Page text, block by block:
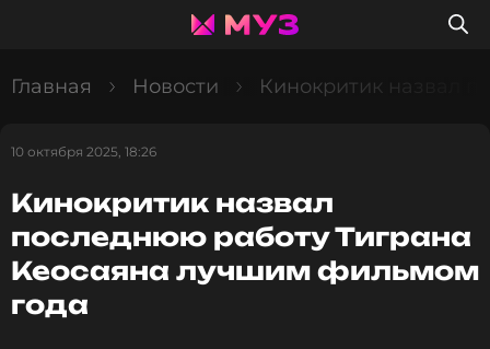
Главная Новости Кинокритик назвал
10 октября 2025, 18:26
Кинокритик назвал
последнюю работу Тиграна
Кеосаяна лучшим фильмом
года